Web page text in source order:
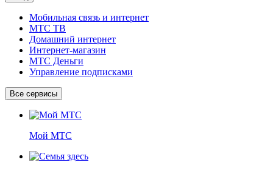
Мобильная связь и интернет
МТС ТВ
Домашний интернет
Интернет-магазин
МТС Деньги
Управление подписками
Все сервисы
Мой МТС